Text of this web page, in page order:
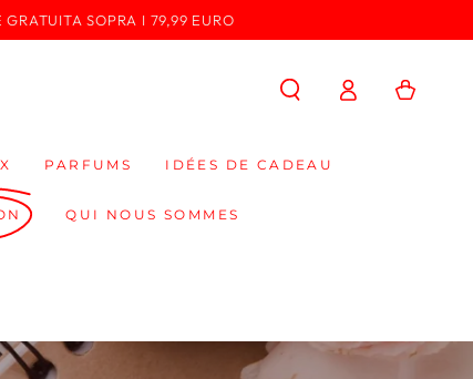
GRATUITA SOPRA I 79,99 EURO
PARFUMS IDÉES DE CADEAU
QUI NOUS SOMMES
Connexion Panier